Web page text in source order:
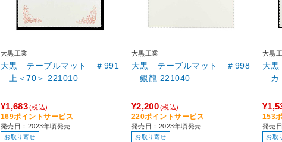
大黒工業
大黒 テーブルマット ＃991
上＜70＞ 221010
¥1,683(税込)
169ポイントサービス
発売日：2023年頃発売
お取り寄せ
大黒工業
大黒 テーブルマット ＃998
銀龍 221040
¥2,200(税込)
220ポイントサービス
発売日：2023年頃発売
お取り寄せ
大黒
大
153
発売
お取